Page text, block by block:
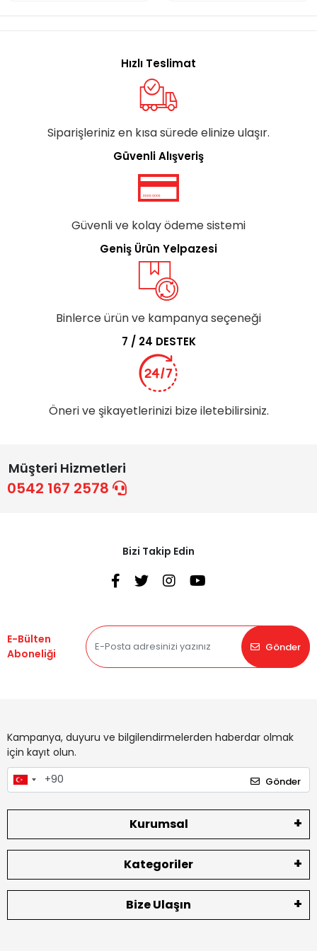
Hızlı Teslimat
Siparişleriniz en kısa sürede elinize ulaşır.
Güvenli Alışveriş
Güvenli ve kolay ödeme sistemi
Geniş Ürün Yelpazesi
Binlerce ürün ve kampanya seçeneği
7 / 24 DESTEK
Öneri ve şikayetlerinizi bize iletebilirsiniz.
Müşteri Hizmetleri
0542 167 2578
Bizi Takip Edin
E-Bülten
Aboneliği
Gönder
Kampanya, duyuru ve bilgilendirmelerden haberdar olmak
için kayıt olun.
Gönder
Kurumsal
Kategoriler
Bize Ulaşın